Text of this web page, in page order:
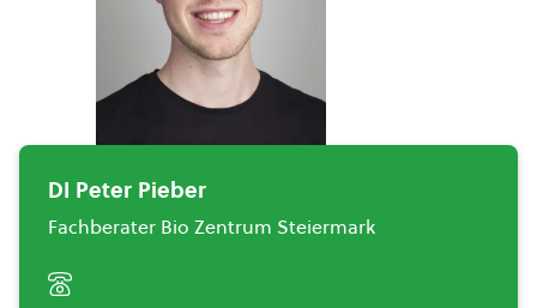
DI Peter Pieber
Fachberater Bio Zentrum Steiermark